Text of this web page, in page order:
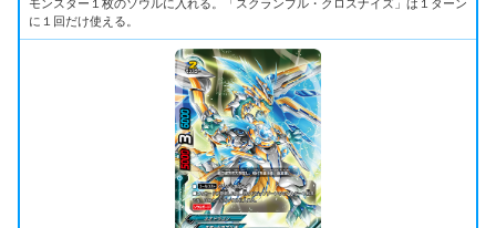
モンスター１枚のソウルに入れる。「スクランブル・クロスナイズ」は１ターン
に１回だけ使える。